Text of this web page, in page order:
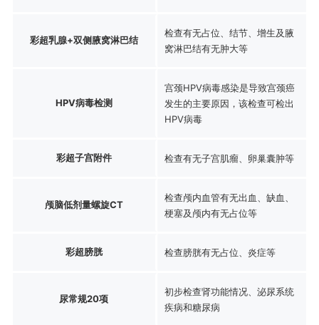
彩超乳腺+双侧腋窝淋巴结
检查有无占位、结节、增生及腋
窝淋巴结有无肿大等
HPV病毒检测
宫颈HPV病毒感染是导致宫颈癌
发生的主要原因，该检查可检出
HPV病毒
彩超子宫附件 检查有无子宫肌瘤、卵巢囊肿等
颅脑低剂量螺旋CT
检查颅内血管有无出血、缺血、
梗塞及颅内有无占位等
彩超膀胱 检查膀胱有无占位、炎症等
尿常规20项
初步检查肾功能情况、泌尿系统
疾病和糖尿病